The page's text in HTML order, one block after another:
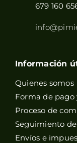
679 160
Información
Quienes somos
Forma de pago
Proceso de
Seguimiento
Envíos e